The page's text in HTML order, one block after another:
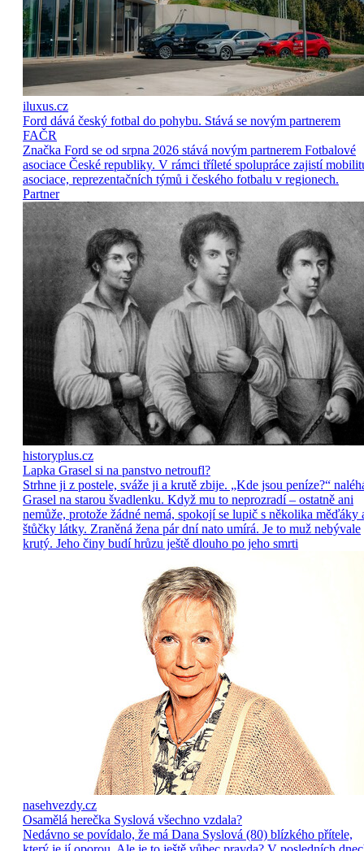
iluxus.cz
Ford dává český fotbal do pohybu. Stává se novým partnerem
FAČR
Značka Ford se od srpna 2026 stává novým partnerem Fotbalové
asociace České republiky. V rámci tříleté spolupráce zajistí
asociace, reprezentačních týmů i českého fotbalu v regionech.
Partner
historyplus.cz
Lapka Grasel si na panstvo netroufl?
Strhne ji z postele, sváže ji a krutě zbije. „Kde jsou peníze?“
Grasel na starou švadlenku. Když mu to neprozradí – ostatně ani
nemůže, protože žádné nemá, spokojí se lupič s několika měďáky
štůčky látky. Zraněná žena pár dní nato umírá. Je to muž nebývale
krutý. Jeho činy budí hrůzu ještě dlouho po jeho smrti
nasehvezdy.cz
Osamělá herečka Syslová všechno vzdala?
Nedávno se povídalo, že má Dana Syslová (80) blízkého přítele,